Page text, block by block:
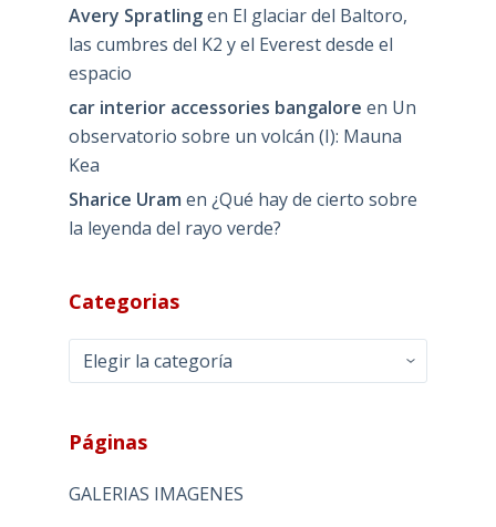
Avery Spratlingen El glaciar del Baltoro,
las cumbres del K2 y el Everest desde el
espacio
car interior accessories bangalore en Un
observatorio sobre un volcán (I): Mauna
Kea
Sharice Uram en ¿Qué hay de cierto sobre
la leyenda del rayo verde?
Categorias
Categorias
Páginas
GALERIAS IMAGENES